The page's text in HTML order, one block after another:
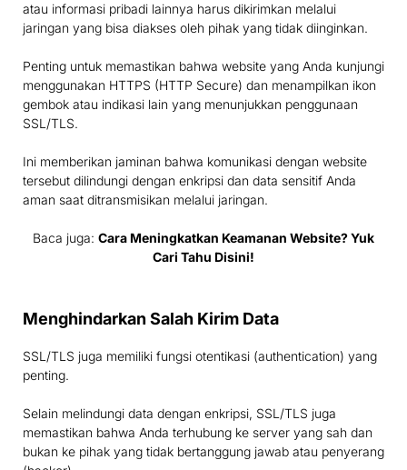
atau informasi pribadi lainnya harus dikirimkan melalui
jaringan yang bisa diakses oleh pihak yang tidak diinginkan.
Penting untuk memastikan bahwa website yang Anda kunjungi
menggunakan HTTPS (HTTP Secure) dan menampilkan ikon
gembok atau indikasi lain yang menunjukkan penggunaan
SSL/TLS.
Ini memberikan jaminan bahwa komunikasi dengan website
tersebut dilindungi dengan enkripsi dan data sensitif Anda
aman saat ditransmisikan melalui jaringan.
Baca juga: Cara Meningkatkan Keamanan Website? Yuk
Cari Tahu Disini!
Menghindarkan Salah Kirim Data
SSL/TLS juga memiliki fungsi otentikasi (authentication) yang
penting.
Selain melindungi data dengan enkripsi, SSL/TLS juga
memastikan bahwa Anda terhubung ke server yang sah dan
bukan ke pihak yang tidak bertanggung jawab atau penyerang